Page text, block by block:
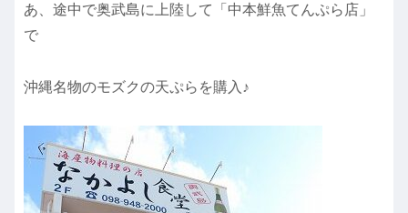
あ、途中で奥武島に上陸して「中本鮮魚てんぷら店」
で
沖縄名物のモズクの天ぷらを購入♪